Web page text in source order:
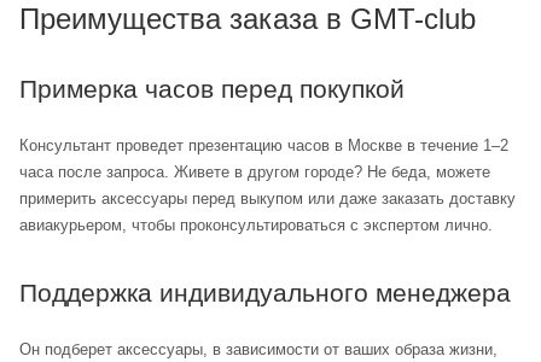
Преимущества заказа в GMT-club
Примерка часов перед покупкой
Консультант проведет презентацию часов в Москве в течение 1–2
часа после запроса. Живете в другом городе? Не беда, можете
примерить аксессуары перед выкупом или даже заказать доставку
авиакурьером, чтобы проконсультироваться с экспертом лично.
Поддержка индивидуального менеджера
Он подберет аксессуары, в зависимости от ваших образа жизни,